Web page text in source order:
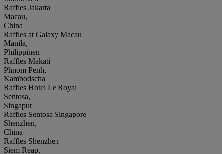
Raffles Jakarta
Macau,
China
Raffles at Galaxy Macau
Manila,
Philippinen
Raffles Makati
Phnom Penh,
Kambodscha
Raffles Hotel Le Royal
Sentosa,
Singapur
Raffles Sentosa Singapore
Shenzhen,
China
Raffles Shenzhen
Siem Reap,